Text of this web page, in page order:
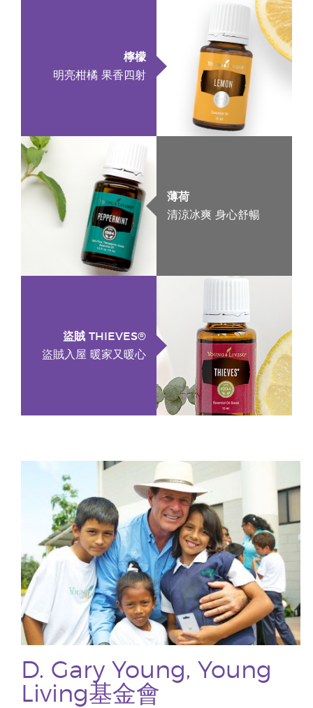
檸檬
明亮柑橘 果香四射
薄荷
清涼冰爽 身心舒暢
盜賊 THIEVES®
盜賊入屋 暖家又暖心
D. Gary Young, Young
Living基金會